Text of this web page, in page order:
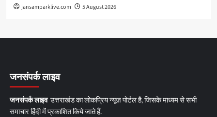
jansamparklive.com 5 August 2026
जनसंपर्क लाइव
जनसंपर्क लाइवउत्तराखंड का लोकप्रिय न्यूज़ पोर्टल है, जिसके माध्यम से सभी
समाचार हिंदी में प्रकाशित किये जाते हैं.